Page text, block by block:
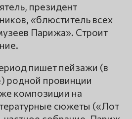
президент
«блюститель всех
Парижа». Строит
пишет пейзажи (в
родной провинции
композиции на
сюжеты («Лот